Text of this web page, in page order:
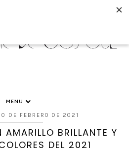
MENU
DE FEBRERO DE 2021
BRILLANTE Y
DEL 2021